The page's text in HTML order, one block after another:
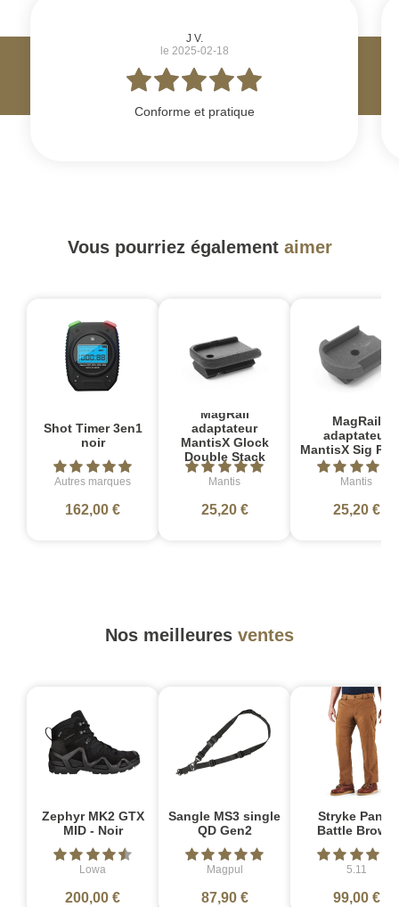
J V.
le 2025-02-18
Conforme et pratique
Vous pourriez également aimer
Shot Timer 3en1
noir
Autres marques
162,00 €
MagRail
adaptateur
MantisX Glock
Double Stack
Mantis
25,20 €
MagRail
adaptateur
MantisX Sig
Mantis
25,20 €
Nos meilleures ventes
Zephyr MK2 GTX
MID - Noir
Lowa
200,00 €
Sangle MS3 single
QD Gen2
Magpul
87,90 €
Stryke Pant -
Battle Brown
5.11
99,00 €